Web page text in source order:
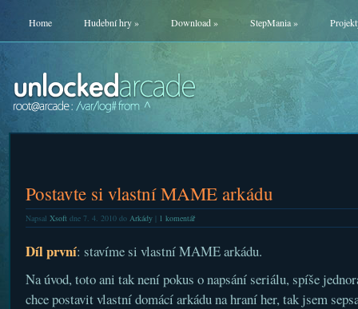
Home Hudební hry» Download» StepMania»
Postavte si vlastní MAME arkádu
Napsal Xsoftdne 7. 4. 2010 do Arkády| 1 komentář
Díl první: stavíme si vlastní MAME arkádu.
Na úvod, toto ani tak není pokus o napsání seriálu, spíše
chce postavit vlastní domácí arkádu na hraní her, tak jsem